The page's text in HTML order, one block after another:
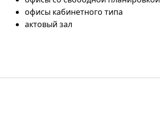
офисы кабинетного типа
актовый зал